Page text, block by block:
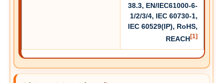
38.3, EN/IEC61000-6-
1/2/3/4, IEC 60730-1,
IEC 60529(IP), RoHS,
REACH[1]